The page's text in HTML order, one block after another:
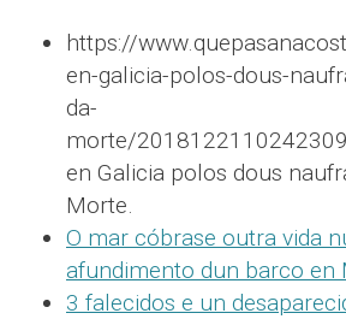
https://
en-galicia-polos-dous-
da-
morte/
en Galicia polos dous
Morte.
O mar cóbrase outra vida
afundimento dun barco en
3 falecidos e un